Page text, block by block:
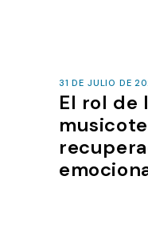
31 DE JULIO DE
El rol de